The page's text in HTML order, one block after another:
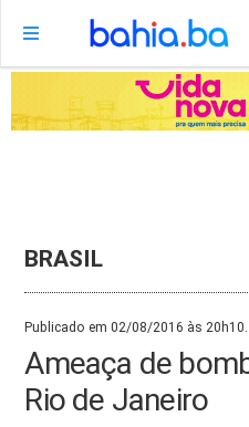
BRASIL
Publicado em 02/08/2016 às 20h10.
Ameaça de
Rio de Janeiro